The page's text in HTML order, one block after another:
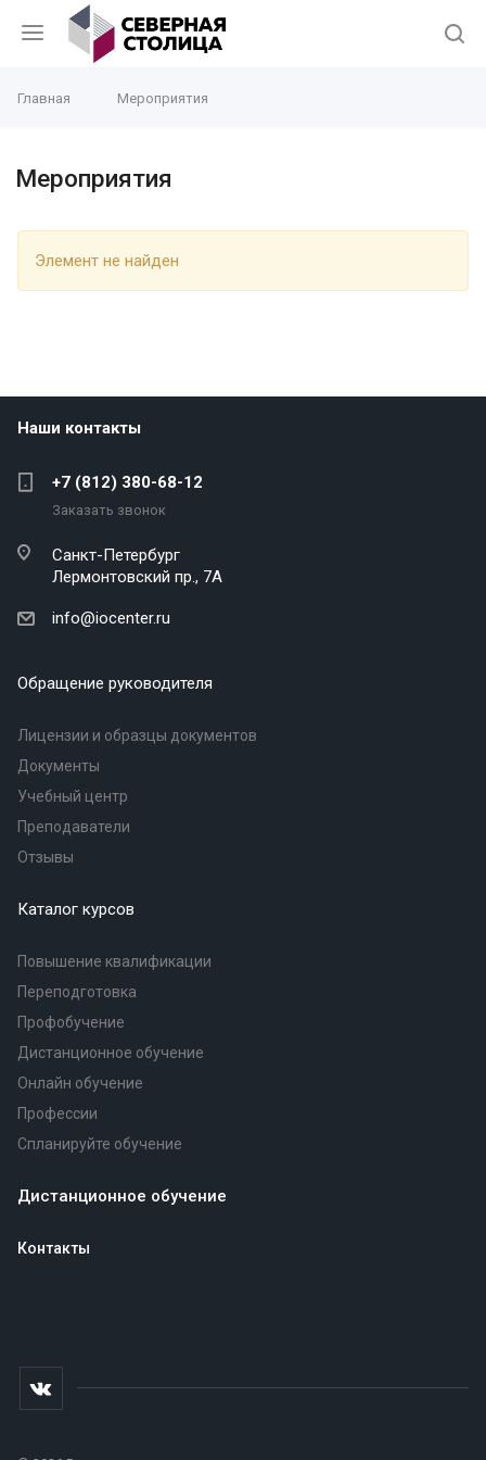
Главная Мероприятия
Мероприятия
Элемент не найден
Наши контакты
+7 (812) 380-68-12
Заказать звонок
Санкт-Петербург
Лермонтовский пр., 7А
info@iocenter.ru
Обращение руководителя
Лицензии и образцы документов
Документы
Учебный центр
Преподаватели
Отзывы
Каталог курсов
Повышение квалификации
Переподготовка
Профобучение
Дистанционное обучение
Онлайн обучение
Профессии
Спланируйте обучение
Дистанционное обучение
Контакты